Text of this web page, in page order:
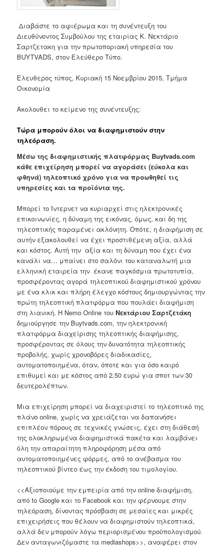
Διαβάστε το αφιέρωμα και τη συνέντευξη του
Διευθύνοντος Συμβούλου της εταιρίας Κ. Νεκτάριο
Σαρτζετακη για την πρωτοποριακή υπηρεσία του
BUYTVADS, στον Ελεύθερο Τύπο.
Ελευθερος τύπος, Κυριακή 15 Νοεμβρίου 2015, Τμήμα
Οικονομία
Ακολουθει το κείμενο της συνέντευξης:
Τώρα μπορούν όλοι να διαφημιστούν στην
τηλεόραση.
Μέσω της διαφημιστικής πλατφόρμας Buytvads.com
κάθε επιχείρηση μπορεί να αγοράσει (εύκολα και
φθηνά) τηλεοπτικό χρόνο για να προωθηθεί τις
υπηρεσίες και τα προϊόντα της.
Μπορεί το Ίντερνετ να κυριαρχεί στις ηλεκτρονικές
επικοινωνίες, η δύναμη της εικόνας, όμως, και δη της
τηλεοπτικής παραμένει ακλόνητη. Οπότε, η διαφήμιση σε
αυτήν εξακολουθεί να έχει προστιθέμενη αξία, αλλά
και κόστος. Αυτή την αξία και τη δύναμη που έχει ένα
κανάλι να… μπαίνει στο σαλόνι του καταναλωτή μια
ελληνική εταιρεία την έκανε παγκόσμια πρωτοτυπία,
προσφέροντας αγορά τηλεοπτικού διαφημιστικού χρόνου
με ένα κλικ και πλήρη έλεγχο κόστους δημιουργώντας την
πρώτη τηλεοπτική πλατφόρμα που πουλάει διαφήμιση
στη λιανική. Η Nemo Online τουΝεκτάριου Σαρτζετάκη
δημιούργησε την Buytvads.com, την ηλεκτρονική
πλατφόρμα διαχείρισης τηλεοπτικής διαφήμισης,
προσφέροντας σε όλους την δυνατότητα τηλεοπτικής
προβολής, χωρίς χρονοβόρες διαδικασίες,
αυτοματοποιημένα, όταν, όποτε και για όσο καιρό
επιθυμεί και με κόστος από 2,50 ευρώ για σποτ των 30
δευτερολέπτων.
Μια επιχείρηση μπορεί να διαχειριστεί το τηλεοπτικό της
πλάνο online, χωρίς να χρειάζεται να δαπανήσει
επιπλέον πόρους σε τεχνικές γνώσεις, έχει στη διάθεσή
της ολοκληρωμένα διαφημιστικά πακέτα και λαμβάνει
όλη την απαραίτητη πληροφόρηση μέσα από
αυτοματοποιημένες φόρμες, από το ανέβασμα του
τηλεοπτικού βίντεο έως την έκδοση του τιμολογίου.
<<Αξιοποιούμε την εμπειρία από την online διαφήμιση,
από to Google και το Facebook και την φέρνουμε στην
τηλεόραση, δίνοντας πρόσβαση σε μεσαίες και μικρές
επιχειρήσεις που θέλουν να διαφημιστούν τηλεοπτικά,
αλλά δεν μπορούν λόγω περιορισμένου προϋπολογισμού.
Δεν ανταγωνιζόμαστε τα mediashops>>, αναφέρει στον